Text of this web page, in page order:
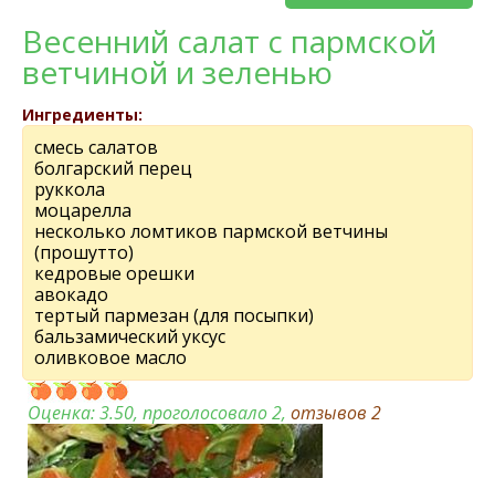
Весенний салат с пармской
ветчиной и зеленью
Ингредиенты:
смесь салатов
болгарский перец
руккола
моцарелла
несколько ломтиков пармской ветчины
(прошутто)
кедровые орешки
авокадо
тертый пармезан (для посыпки)
бальзамический уксус
оливковое масло
Оценка:3.50, проголосовало 2, отзывов 2